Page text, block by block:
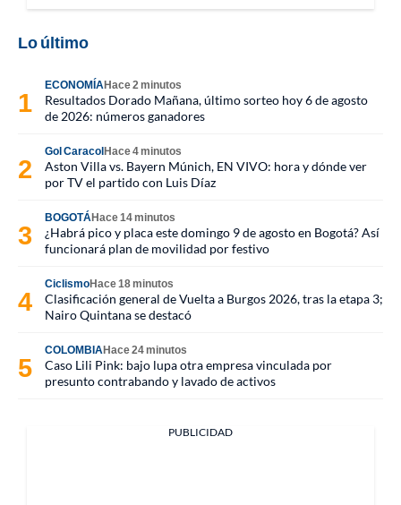
Lo último
ECONOMÍAHace 2 minutos
Resultados Dorado Mañana, último sorteo hoy 6 de agosto
de 2026: números ganadores
Gol CaracolHace 4 minutos
Aston Villa vs. Bayern Múnich, EN VIVO: hora y dónde ver
por TV el partido con Luis Díaz
BOGOTÁHace 14 minutos
¿Habrá pico y placa este domingo 9 de agosto en Bogotá? Así
funcionará plan de movilidad por festivo
CiclismoHace 18 minutos
Clasificación general de Vuelta a Burgos 2026, tras la etapa 3;
Nairo Quintana se destacó
COLOMBIAHace 24 minutos
Caso Lili Pink: bajo lupa otra empresa vinculada por
presunto contrabando y lavado de activos
PUBLICIDAD